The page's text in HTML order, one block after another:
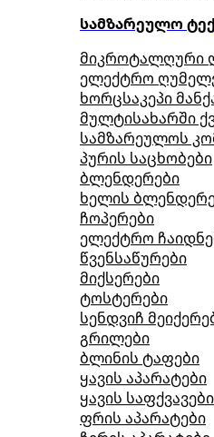
სამზარეულო
მიკროტალღური
ელექტრო
ხორცსაკეპი
მულტისახარში
სამზარეულოს
პურის საცხობები
ბლენდერები
ხელის
ჩოპერები
ელექტრო
წვენსაწურები
მიქსერები
ტოსტერები
სენდვიჩ
გრილები
ბლინის ტაფები
ყავის აპარატები
ყავის საფქვავები
ფრის აპარატები